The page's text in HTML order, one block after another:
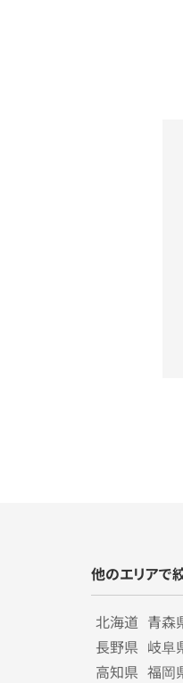
他のエリアで
北海道 青森
長野県 岐阜
高知県 福岡